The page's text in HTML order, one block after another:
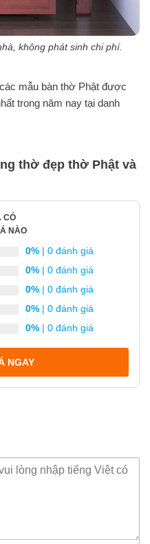
không phát sinh chi phí.
mẫu bàn thờ Phật được
trong năm nay tại danh
thờ đẹp thờ Phật và
CÓ
NÀO
0% | 0 đánh giá
0% | 0 đánh giá
0% | 0 đánh giá
0% | 0 đánh giá
0% | 0 đánh giá
NGAY